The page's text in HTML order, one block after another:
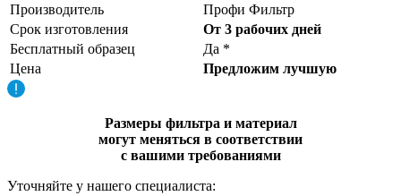
Производитель
Профи Фильтр
Срок изготовления
От 3 рабочих дней
Бесплатный образец
Да *
Цена
Предложим лучшую
Размеры фильтра и материал
могут меняться в соответствии
с вашими требованиями
Уточняйте у нашего специалиста: